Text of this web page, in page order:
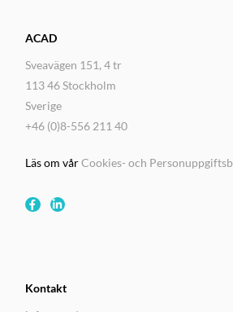
ACAD
Sveavägen 151, 4 tr
113 46 Stockholm
Sverige
+46 (0)8-556 211 40
Läs om vårCookies- och
Kontakt